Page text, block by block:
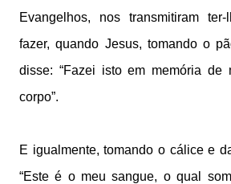
Evangelhos, nos transmitiram
fazer, quando Jesus, tomando o
disse: “Fazei isto em memória de
corpo”.
E igualmente, tomando o cálice e
“Este é o meu sangue, o qual